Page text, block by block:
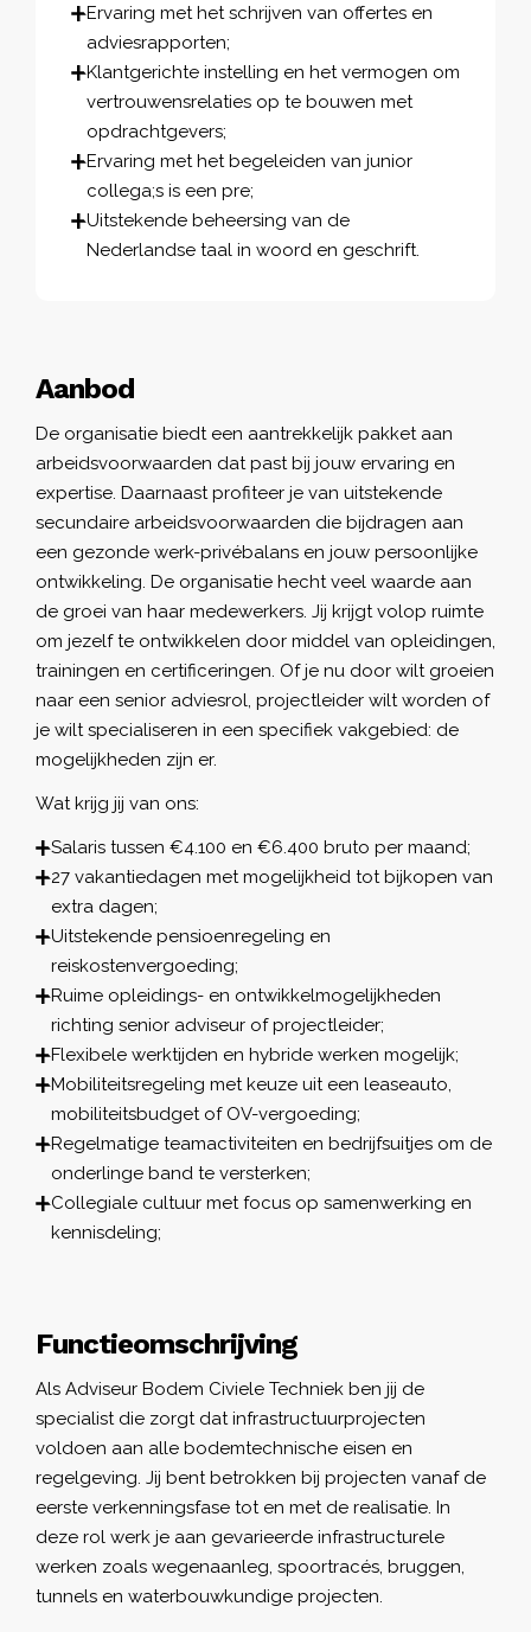
Aanbod
De organisatie biedt een aantrekkelijk pakket aan
arbeidsvoorwaarden dat past bij jouw ervaring en
expertise. Daarnaast profiteer je van uitstekende
secundaire arbeidsvoorwaarden die bijdragen aan
een gezonde werk-privébalans en jouw persoonlijke
ontwikkeling. De organisatie hecht veel waarde aan
de groei van haar medewerkers. Jij krijgt volop ruimte
om jezelf te ontwikkelen door middel van opleidingen,
trainingen en certificeringen. Of je nu door wilt groeien
naar een senior adviesrol, projectleider wilt worden of
je wilt specialiseren in een specifiek vakgebied: de
mogelijkheden zijn er.
Wat krijg jij van ons:
Salaris tussen €4.100 en €6.400 bruto per maand;
27 vakantiedagen met mogelijkheid tot bijkopen van
extra dagen;
Uitstekende pensioenregeling en
reiskostenvergoeding;
Ruime opleidings- en ontwikkelmogelijkheden
richting senior adviseur of projectleider;
Flexibele werktijden en hybride werken mogelijk;
Mobiliteitsregeling met keuze uit een leaseauto,
mobiliteitsbudget of OV-vergoeding;
Regelmatige teamactiviteiten en bedrijfsuitjes om de
onderlinge band te versterken;
Collegiale cultuur met focus op samenwerking en
kennisdeling;
Functieomschrijving
Als Adviseur Bodem Civiele Techniek ben jij de
specialist die zorgt dat infrastructuurprojecten
voldoen aan alle bodemtechnische eisen en
regelgeving. Jij bent betrokken bij projecten vanaf de
eerste verkenningsfase tot en met de realisatie. In
deze rol werk je aan gevarieerde infrastructurele
werken zoals wegenaanleg, spoortracés, bruggen,
tunnels en waterbouwkundige projecten.
Ervaring met het schrijven van offertes en
adviesrapporten;
Klantgerichte instelling en het vermogen om
vertrouwensrelaties op te bouwen met
opdrachtgevers;
Ervaring met het begeleiden van junior
collega;s is een pre;
Uitstekende beheersing van de
Nederlandse taal in woord en geschrift.